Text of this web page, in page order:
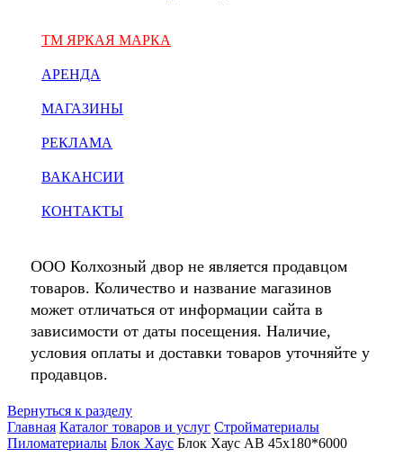
ТМ ЯРКАЯ МАРКА
АРЕНДА
МАГАЗИНЫ
РЕКЛАМА
ВАКАНСИИ
КОНТАКТЫ
ООО Колхозный двор не является продавцом
товаров. Количество и название магазинов
может отличаться от информации сайта в
зависимости от даты посещения. Наличие,
условия оплаты и доставки товаров уточняйте у
продавцов.
Вернуться к разделу
Главная Каталог товаров и услуг Стройматериалы
Пиломатериалы Блок Хаус Блок Хаус АВ 45х180*6000